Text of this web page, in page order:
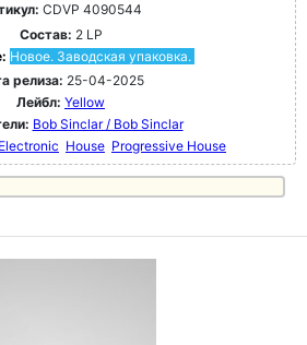
CDVP 4090544
Состав: 2 LP
Новое. Заводская упаковка.
релиза: 25-04-2025
Лейбл: Yellow
Bob Sinclar / Bob Sinclar
Electronic House Progressive House